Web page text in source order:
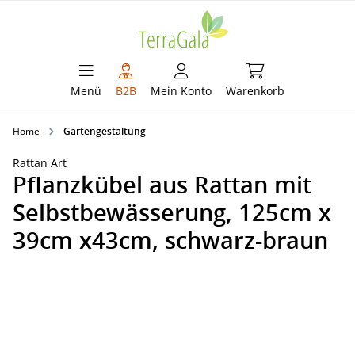
Menü B2B Mein Konto Warenkorb
Warenkorb
Home Gartengestaltung
Rattan Art
Pflanzkübel aus Rattan mit
Selbstbewässerung, 125cm x
39cm x43cm, schwarz-braun